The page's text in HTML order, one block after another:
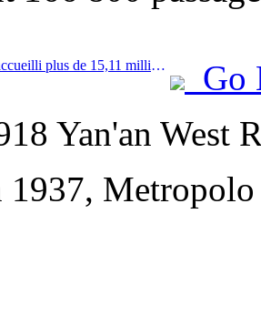
Prev:Shanghai a accueilli plus de 15,11 millions de visiteurs au cours des quatre premiers jours des vacances de la mi-automne et de la fête nationale, soit une augmentation de plus de 20 % par rapport à l'année précédente.
Go
Yan'an West
1937,